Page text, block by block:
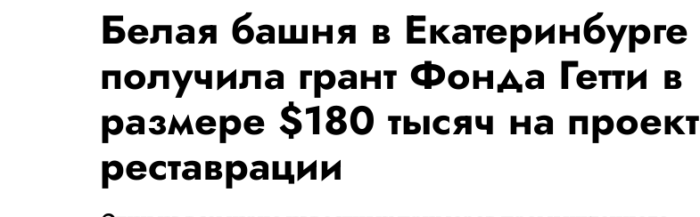
Белая башня в Екатеринбурге
получила грант Фонда Гетти в
размере $180 тысяч на проект
реставрации